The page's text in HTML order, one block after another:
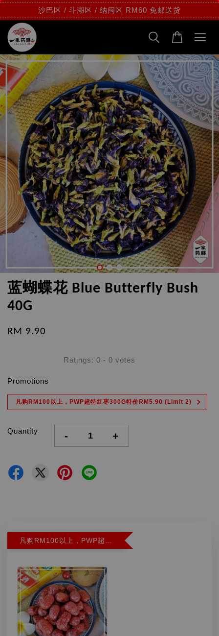
沙巴区 / 斗湖区 / 纳闽区 RM60 免邮送货
蓝蝴蝶花 Blue Butterfly Bush
40G
RM 9.90
Ratings: 0 - 0 votes
Promotions
凡购RM100以上，PWP超特红枣300G特价RM5.90 (Limit 2)
Quantity - +